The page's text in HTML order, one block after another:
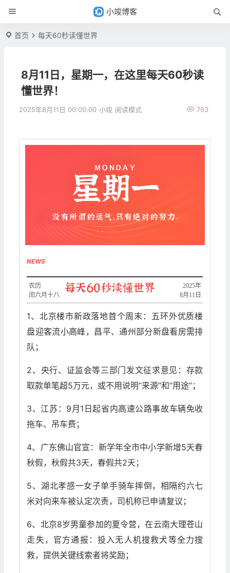
小竣博客
首页 每天60秒读懂世界
8月11日，星期一，在这里每天60秒读
懂世界！
2025年8月11日 00:00:00 小竣 793
阅读模式
NEWS
​2025年
8月11日
农历
闰六月十八
1、北京楼市新政落地首个周末：​​五环外优质楼
盘迎客流小高峰​​，​​昌平、通州部分新盘看房需排
队；
2、央行、证监会等三部门发文征求意见：存款
取款单笔超5万元，或不用说明“来源”和“用途”；
3、江苏：9月1日起省内高速公路事故车辆免收
拖车、吊车费；
4、广东佛山官宣：新学年全市中小学新增5天春
秋假，秋假共3天，春假共2天；
5、​​湖北孝感一女子单手骑车摔倒，相隔约六七
米对向来车被认定次责，司机称已申请复议；
6、北京8岁男童参加的夏令营，在云南大理苍山
走失，官方通报：投入无人机搜救犬等全力搜
救，提供关键线索者将奖励；